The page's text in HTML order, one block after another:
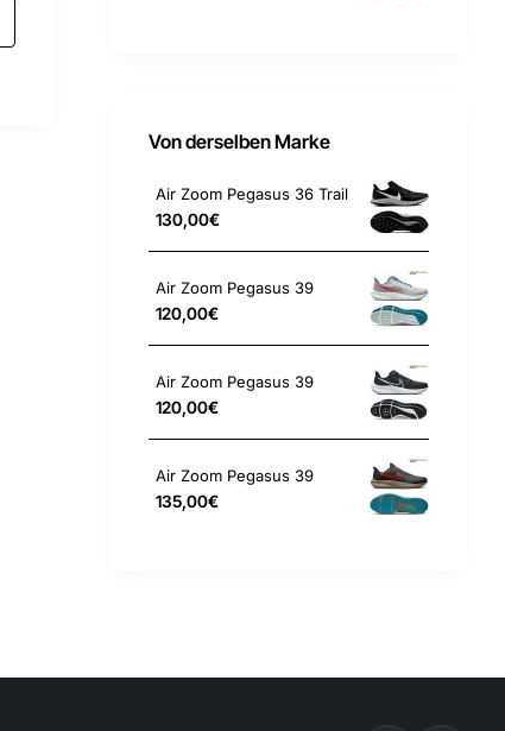
Von derselben Marke
Air Zoom Pegasus 36 Trail
130,00€
Air Zoom Pegasus 39
120,00€
Air Zoom Pegasus 39
120,00€
Air Zoom Pegasus 39
135,00€